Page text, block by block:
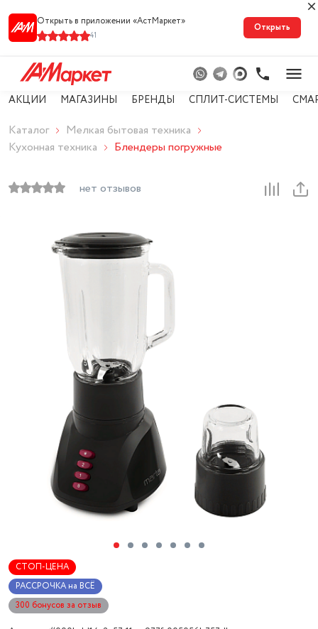
Открыть в приложении «АстМарке‪т‬»
41
Открыть
АКЦИИ МАГАЗИНЫ БРЕНДЫ СПЛИТ-СИСТЕМЫ
Каталог
Мелкая бытовая техника
Кухонная техника
Блендеры погружные
нет отзывов
СТОП-ЦЕНА
РАССРОЧКА на ВСЁ
300 бонусов за отзыв